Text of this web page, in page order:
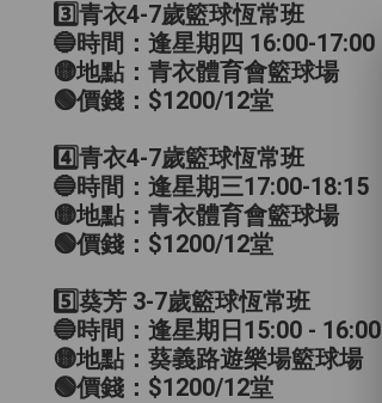
3️⃣青衣4-7歲籃球恆常班
🔵時間：逢星期四 16:00-17:00
🟡地點：青衣體育會籃球場
🟢價錢：$1200/12堂
4️⃣青衣4-7歲籃球恆常班
🔵時間：逢星期三17:00-18:15
🟡地點：青衣體育會籃球場
🟢價錢：$1200/12堂
5️⃣葵芳 3-7歲籃球恆常班
🔵時間：逢星期日15:00 - 16:00
🟡地點：葵義路遊樂場籃球場
🟢價錢：$1200/12堂